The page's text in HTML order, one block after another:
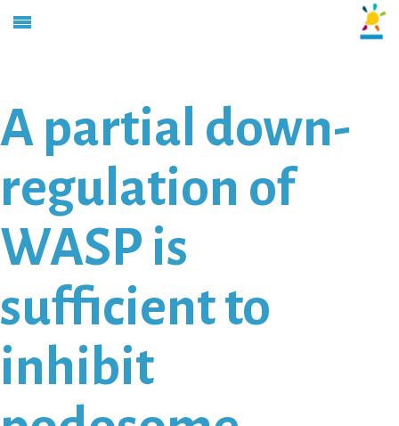
A partial down-
regulation of
WASP is
sufficient to
inhibit